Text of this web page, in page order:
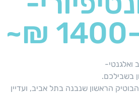
ואלגנטי-
בשבילכם.
הבוטיק הראשון שנבנה בתל אביב, ועדיין